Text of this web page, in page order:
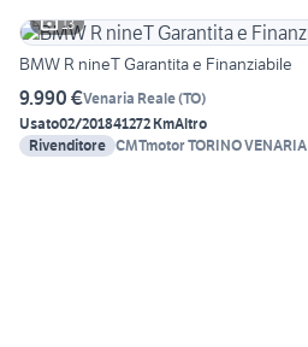
13
BMW R nineT Garantita e Finanziabile
9.990 €Venaria Reale(TO)
Usato02/201841272 KmAltro
Rivenditore CMTmotor TORINO VENARIA